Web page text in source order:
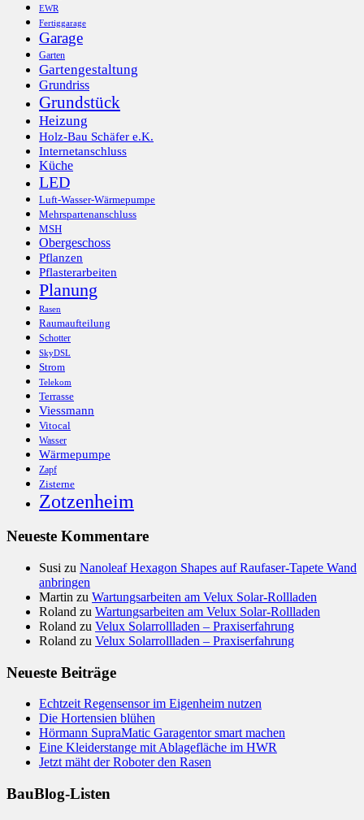
EWR
Fertiggarage
Garage
Garten
Gartengestaltung
Grundriss
Grundstück
Heizung
Holz-Bau Schäfer e.K.
Internetanschluss
Küche
LED
Luft-Wasser-Wärmepumpe
Mehrspartenanschluss
MSH
Obergeschoss
Pflanzen
Pflasterarbeiten
Planung
Rasen
Raumaufteilung
Schotter
SkyDSL
Strom
Telekom
Terrasse
Viessmann
Vitocal
Wasser
Wärmepumpe
Zapf
Zisterne
Zotzenheim
Neueste Kommentare
Susi zu Nanoleaf Hexagon Shapes auf Raufaser-Tapete Wand
anbringen
Martin zu Wartungsarbeiten am Velux Solar-Rollladen
Roland zu Wartungsarbeiten am Velux Solar-Rollladen
Roland zu Velux Solarrollladen – Praxiserfahrung
Roland zu Velux Solarrollladen – Praxiserfahrung
Neueste Beiträge
Echtzeit Regensensor im Eigenheim nutzen
Die Hortensien blühen
Hörmann SupraMatic Garagentor smart machen
Eine Kleiderstange mit Ablagefläche im HWR
Jetzt mäht der Roboter den Rasen
BauBlog-Listen